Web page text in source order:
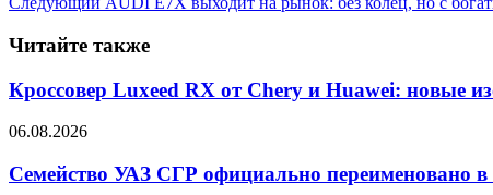
Читайте также
Кроссовер Luxeed RX от Chery и Huawei: новые
06.08.2026
Семейство УАЗ СГР официально переименовано